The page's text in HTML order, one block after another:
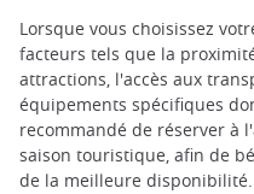
Lorsque vous choisissez
facteurs tels que la
attractions, l'accès aux
équipements spécifiques
recommandé de réserver à
saison touristique, afin de
de la meilleure disponibilité.